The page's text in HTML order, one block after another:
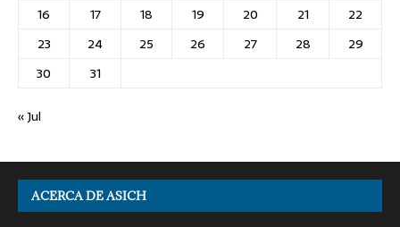
16
17 18 19 20 21
22
23
24 25 26 27 28
29
30
31
« Jul
ACERCA DE ASICH